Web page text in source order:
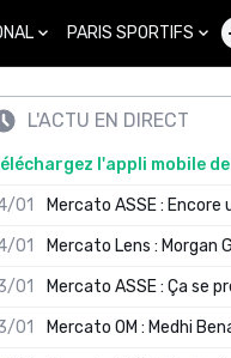
PARIS SPORTIFS
L'ACTU EN DIRECT
l'appli mobile
01
Mercato ASSE : Encore
01
Mercato Lens : Morgan
01
Mercato ASSE : Ça se
01
Mercato OM : Medhi